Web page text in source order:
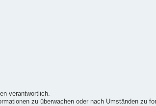
verantwortlich.
zu überwachen oder nach Umständen zu